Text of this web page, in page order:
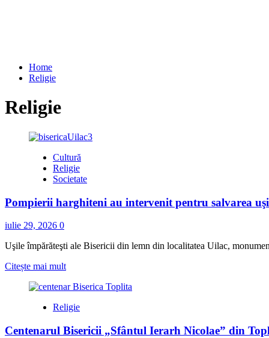
Home
Religie
Religie
Cultură
Religie
Societate
Pompierii harghiteni au intervenit pentru salvarea
iulie 29, 2026 0
Uşile împărăteşti ale Bisericii din lemn din localitatea Uilac,
Citește mai multRead
about
harghiteni
intervenit
Religie
Centenarul Bisericii „Sfântul Ierarh Nicolae” din